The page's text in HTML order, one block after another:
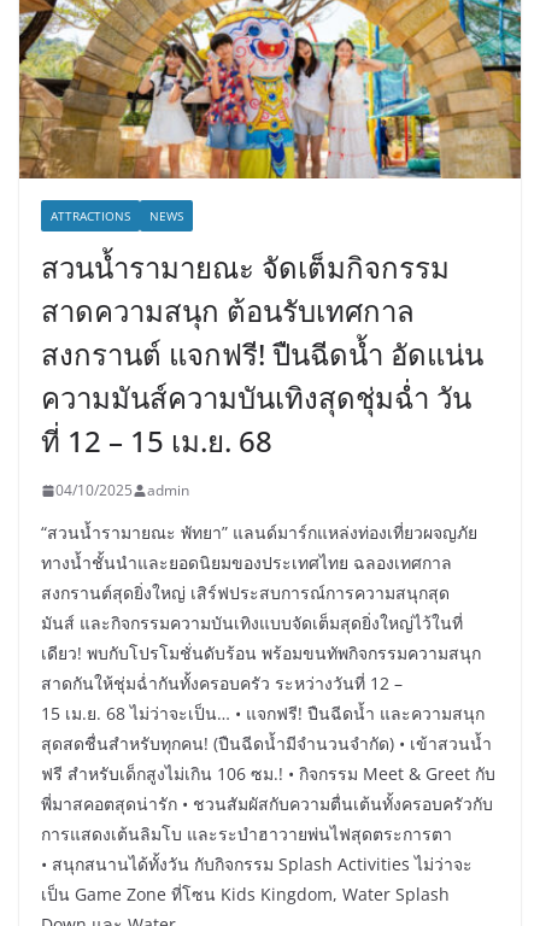
ATTRACTIONS NEWS
สวนน้ำรามายณะ จัดเต็มกิจกรรม
สาดความสนุก ต้อนรับเทศกาล
สงกรานต์ แจกฟรี! ปืนฉีดน้ำ อัดแน่น
ความมันส์ความบันเทิงสุดชุ่มฉ่ำ วัน
ที่ 12 – 15 เม.ย. 68
04/10/2025 admin
“สวนน้ำรามายณะ พัทยา” แลนด์มาร์กแหล่งท่องเที่ยวผจญภัย
ทางน้ำชั้นนำและยอดนิยมของประเทศไทย ฉลองเทศกาล
สงกรานต์สุดยิ่งใหญ่ เสิร์ฟประสบการณ์การความสนุกสุด
มันส์ และกิจกรรมความบันเทิงแบบจัดเต็มสุดยิ่งใหญ่ไว้ในที่
เดียว! พบกับโปรโมชั่นดับร้อน พร้อมขนทัพกิจกรรมความสนุก
สาดกันให้ชุ่มฉ่ำกันทั้งครอบครัว ระหว่างวันที่ 12 –
15 เม.ย. 68 ไม่ว่าจะเป็น… • แจกฟรี! ปืนฉีดน้ำ และความสนุก
สุดสดชื่นสำหรับทุกคน! (ปืนฉีดน้ำมีจำนวนจำกัด) • เข้าสวนน้ำ
ฟรี สำหรับเด็กสูงไม่เกิน 106 ซม.! • กิจกรรม Meet & Greet กับ
พี่มาสคอตสุดน่ารัก • ชวนสัมผัสกับความตื่นเต้นทั้งครอบครัวกับ
การแสดงเต้นลิมโบ และระบำฮาวายพ่นไฟสุดตระการตา
• สนุกสนานได้ทั้งวัน กับกิจกรรม Splash Activities ไม่ว่าจะ
เป็น Game Zone ที่โซน Kids Kingdom, Water Splash